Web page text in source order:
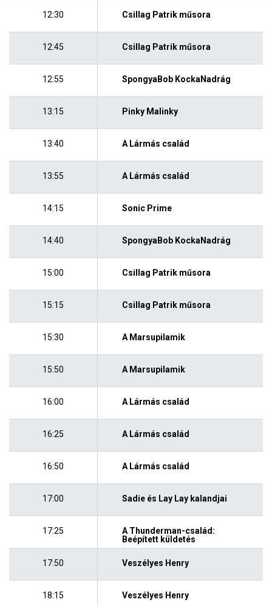
12:30 Csillag Patrik műsora
12:45 Csillag Patrik műsora
12:55 SpongyaBob KockaNadrág
13:15 Pinky Malinky
13:40 A Lármás család
13:55 A Lármás család
14:15 Sonic Prime
14:40 SpongyaBob KockaNadrág
15:00 Csillag Patrik műsora
15:15 Csillag Patrik műsora
15:30 A Marsupilamik
15:50 A Marsupilamik
16:00 A Lármás család
16:25 A Lármás család
16:50 A Lármás család
17:00 Sadie és Lay Lay kalandjai
17:25
A Thunderman-család:
Beépített küldetés
17:50 Veszélyes Henry
18:15 Veszélyes Henry